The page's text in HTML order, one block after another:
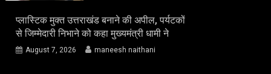
प्लास्टिक मुक्त उत्तराखंड बनाने की अपील, पर्यटकों
से जिम्मेदारी निभाने को कहा मुख्यमंत्री धामी ने
August 7, 2026 maneesh naithani